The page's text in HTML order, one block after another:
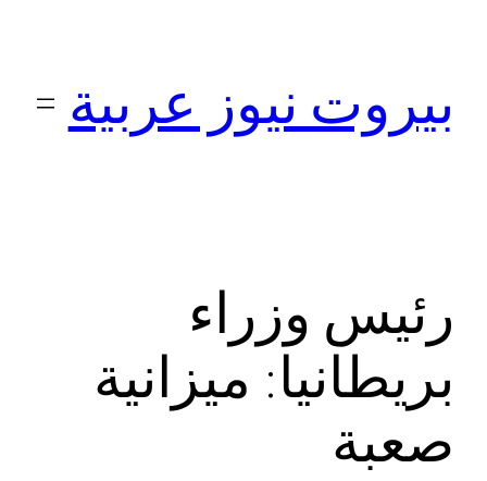
بيروت نيوز عربية
رئيس وزراء
بريطانيا: ميزانية
صعبة